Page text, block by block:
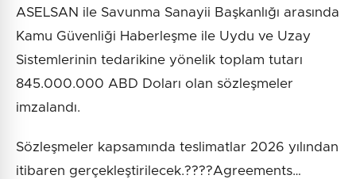
ASELSAN ile Savunma Sanayii Başkanlığı arasında
Kamu Güvenliği Haberleşme ile Uydu ve Uzay
Sistemlerinin tedarikine yönelik toplam tutarı
845.000.000 ABD Doları olan sözleşmeler
imzalandı.
Sözleşmeler kapsamında teslimatlar 2026 yılından
itibaren gerçekleştirilecek.????Agreements…